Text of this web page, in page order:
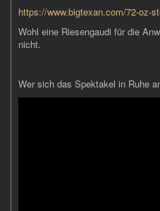
https://www.bigtexan.com/72-oz-
Wohl eine Riesengaudi für die
nicht.
Wer sich das Spektakel in Ruhe